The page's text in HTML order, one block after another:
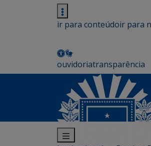
ir para conteúdoir para
ouvidoriatransparência